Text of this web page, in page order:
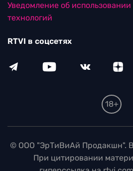
Уведомление об
технологий
RTVI в соцсетях
18+
© ООО "ЭрТиВиАй Продакшн".
При цитировании